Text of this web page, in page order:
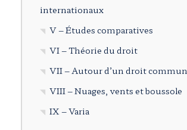
internationaux
V – Études comparatives
VI – Théorie du droit
VII – Autour d’un droit commun
VIII – Nuages, vents et boussole
IX – Varia